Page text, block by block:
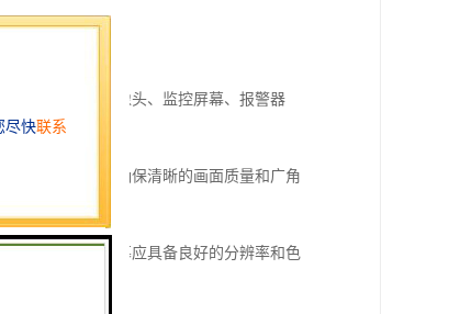
。
和数量，例如摄像头、监控屏幕、报警器
区域。摄像头应确保清晰的画面质量和广角
的画面。监控屏幕应具备良好的分辨率和色